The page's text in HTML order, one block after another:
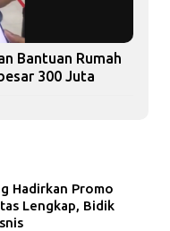
Bantuan Rumah
300 Juta
Hadirkan Promo
Lengkap, Bidik